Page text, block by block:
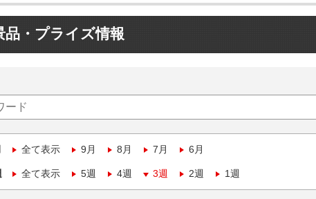
品・プライズ情報
全て表示 9月 8月 7月 6月
全て表示 5週 4週 3週 2週 1週